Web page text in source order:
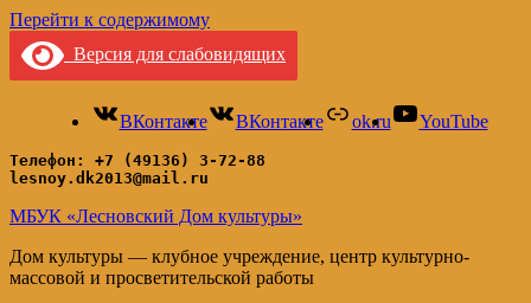
Перейти к содержимому
Версия для слабовидящих
ВКонтакте ВКонтакте ok.ru YouTube
Телефон: +7 (49136) 3-72-88
lesnoy.dk2013@mail.ru
МБУК «Лесновский Дом культуры»
Дом культуры — клубное учреждение, центр культурно-
массовой и просветительской работы